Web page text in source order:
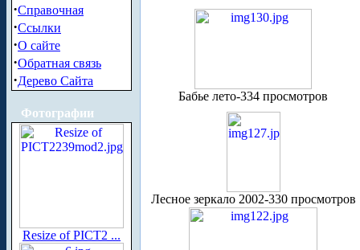
·Справочная
·Ссылки
·О сайте
·Обратная связь
·Дерево Сайта
Фотографии
Resize of PICT2 ...
Бабье лето-334 просмотров
Лесное зеркало 2002-330 просмотров